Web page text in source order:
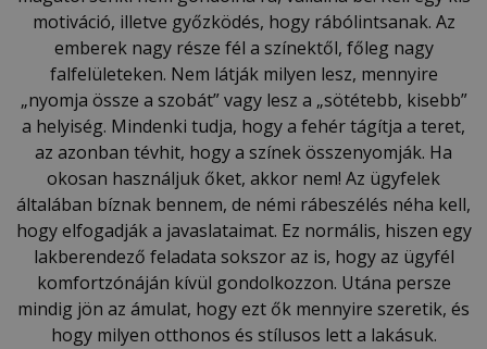
motiváció, illetve győzködés, hogy rábólintsanak. Az
emberek nagy része fél a színektől, főleg nagy
falfelületeken. Nem látják milyen lesz, mennyire
„nyomja össze a szobát” vagy lesz a „sötétebb, kisebb”
a helyiség. Mindenki tudja, hogy a fehér tágítja a teret,
az azonban tévhit, hogy a színek összenyomják. Ha
okosan használjuk őket, akkor nem! Az ügyfelek
általában bíznak bennem, de némi rábeszélés néha kell,
hogy elfogadják a javaslataimat. Ez normális, hiszen egy
lakberendező feladata sokszor az is, hogy az ügyfél
komfortzónáján kívül gondolkozzon. Utána persze
mindig jön az ámulat, hogy ezt ők mennyire szeretik, és
hogy milyen otthonos és stílusos lett a lakásuk.